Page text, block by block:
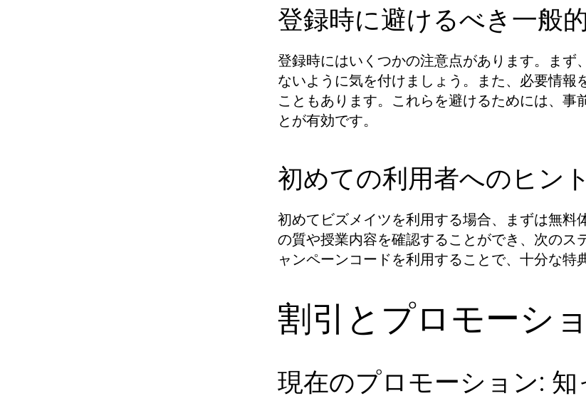
登録時に避けるべき一般
登録時にはいくつかの注意点があります。ま
ないように気を付けましょう。また、必要情
こともあります。これらを避けるためには、
とが有効です。
初めての利用者へのヒント
初めてビズメイツを利用する場合、まずは無
の質や授業内容を確認することができ、次の
ャンペーンコードを利用することで、十分な特
割引とプロモーシ
現在のプロモーション: